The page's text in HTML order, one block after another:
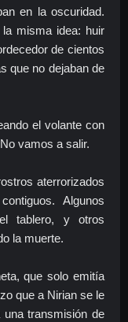
en la oscuridad.
la misma idea: huir
de cientos
que no dejaban de
el volante con
vamos a salir.
aterrorizados
Algunos
tablero, y otros
la muerte.
que solo emitía
que a Nirian se le
transmisión de